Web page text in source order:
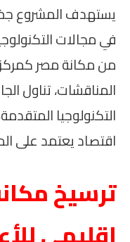
يستهدف المشروع
في مجالات
من مكانة مصر
المناقشات، تناول
التكنولوجيا
اقتصاد يعتمد على
ترسيخ